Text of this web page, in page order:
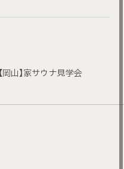
【岡山】家サウナ見学会